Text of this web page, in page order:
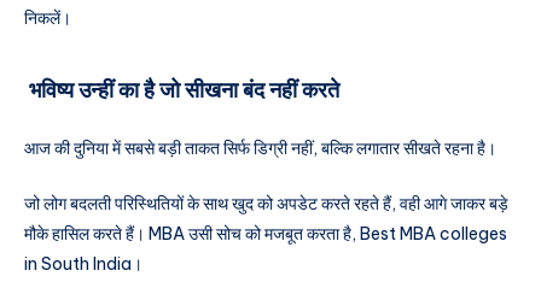
निकलें।
भविष्य उन्हीं का है जो सीखना बंद नहीं करते
आज की दुनिया में सबसे बड़ी ताकत सिर्फ डिग्री नहीं, बल्कि लगातार सीखते रहना है।
जो लोग बदलती परिस्थितियों के साथ खुद को अपडेट करते रहते हैं, वही आगे जाकर बड़े
मौके हासिल करते हैं। MBA उसी सोच को मजबूत करता है, Best MBA colleges
in South India।